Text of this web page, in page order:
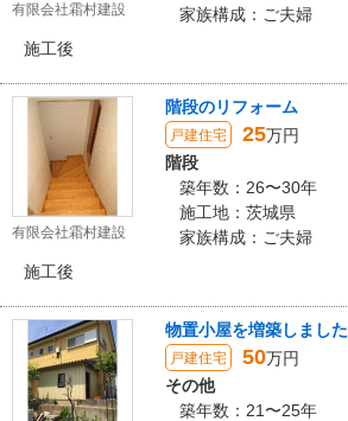
有限会社霜村建設
家族構成：ご夫婦
施工後
有限会社霜村建設
階段のリフォーム
戸建住宅 25万円
階段
築年数：26〜30年
施工地：茨城県
家族構成：ご夫婦
施工後
物置小屋を増築しました
戸建住宅 50万円
その他
築年数：21〜25年